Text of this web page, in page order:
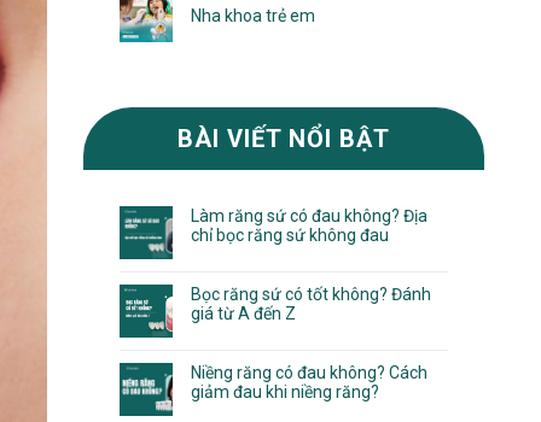
Nha khoa trẻ em
BÀI VIẾT NỔI BẬT
Làm răng sứ có đau không? Địa
chỉ bọc răng sứ không đau
Bọc răng sứ có tốt không? Đánh
giá từ A đến Z
Niềng răng có đau không? Cách
giảm đau khi niềng răng?